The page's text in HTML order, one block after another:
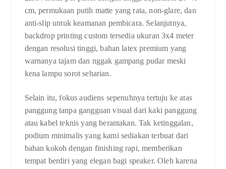
cm, permukaan putih matte yang rata, non-glare, dan
anti-slip untuk keamanan pembicara. Selanjutnya,
backdrop printing custom tersedia ukuran 3x4 meter
dengan resolusi tinggi, bahan latex premium yang
warnanya tajam dan nggak gampang pudar meski
kena lampu sorot seharian.
Selain itu, fokus audiens sepenuhnya tertuju ke atas
panggung tanpa gangguan visual dari kaki panggung
atau kabel teknis yang berantakan. Tak ketinggalan,
podium minimalis yang kami sediakan terbuat dari
bahan kokoh dengan finishing rapi, memberikan
tempat berdiri yang elegan bagi speaker. Oleh karena